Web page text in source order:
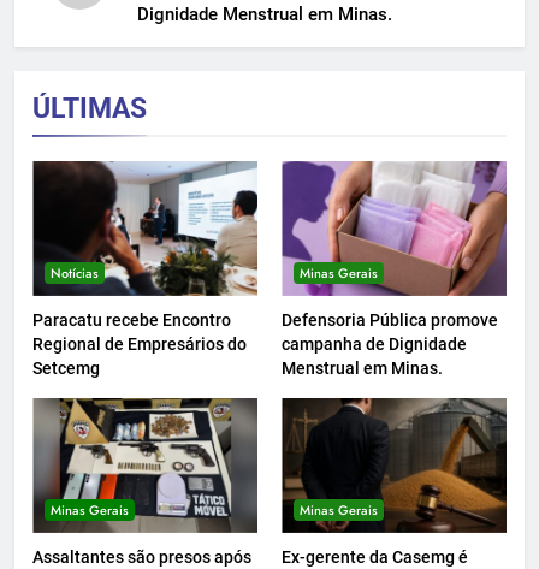
Dignidade Menstrual em Minas.
ÚLTIMAS
Notícias
Paracatu recebe Encontro
Regional de Empresários do
Setcemg
Minas Gerais
Defensoria Pública promove
campanha de Dignidade
Menstrual em Minas.
Minas Gerais
Assaltantes são presos após
Minas Gerais
Ex-gerente da Casemg é